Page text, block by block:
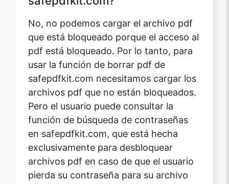
que está bloqueado porque el acceso al
pdf está bloqueado. Por lo tanto, para
usar la función de borrar pdf de
safepdfkit.com necesitamos cargar los
archivos pdf que no están bloqueados.
Pero el usuario puede consultar la
función de búsqueda de contraseñas
en safepdfkit.com, que está hecha
exclusivamente para desbloquear
archivos pdf en caso de que el usuario
pierda su contraseña para su archivo
pdf bloqueado.